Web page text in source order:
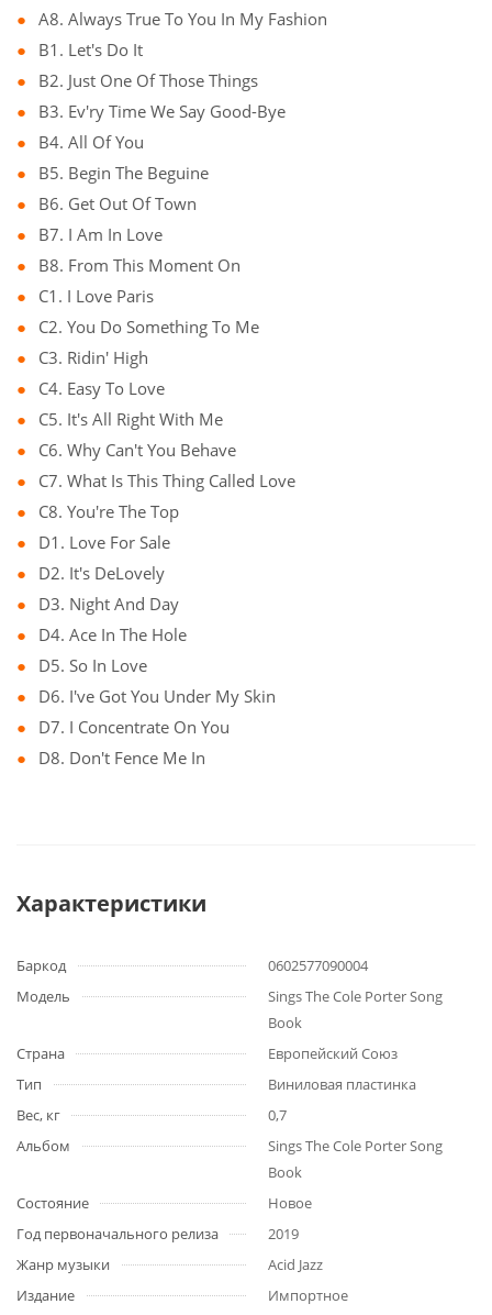
A8. Always True To You In My Fashion
B1. Let's Do It
B2. Just One Of Those Things
B3. Ev'ry Time We Say Good-Bye
B4. All Of You
B5. Begin The Beguine
B6. Get Out Of Town
B7. I Am In Love
B8. From This Moment On
C1. I Love Paris
C2. You Do Something To Me
C3. Ridin' High
C4. Easy To Love
C5. It's All Right With Me
C6. Why Can't You Behave
C7. What Is This Thing Called Love
C8. You're The Top
D1. Love For Sale
D2. It's DeLovely
D3. Night And Day
D4. Ace In The Hole
D5. So In Love
D6. I've Got You Under My Skin
D7. I Concentrate On You
D8. Don't Fence Me In
Характеристики
Баркод
0602577090004
Модель
Sings The Cole Porter Song
Book
Страна
Европейский Союз
Тип
Виниловая пластинка
Вес, кг
0,7
Альбом
Sings The Cole Porter Song
Book
Состояние
Новое
Год первоначального релиза
2019
Жанр музыки
Acid Jazz
Издание
Импортное